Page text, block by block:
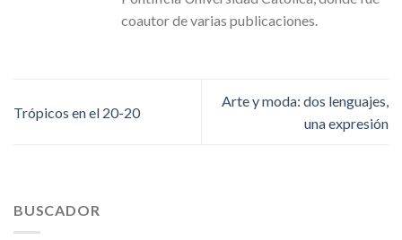
coautor de varias publicaciones.
Trópicos en el 20-20
Arte y moda: dos lenguajes,
una expresión
BUSCADOR